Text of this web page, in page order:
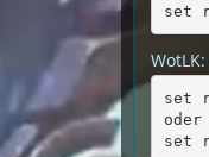
set
WotLK:
set
oder
set